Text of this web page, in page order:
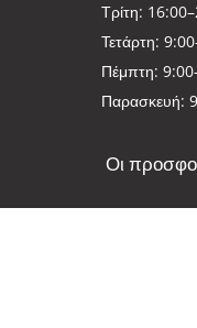
Τρίτη:
Τετάρτη:
Πέμπτη:
Παρασκευή:
Οι